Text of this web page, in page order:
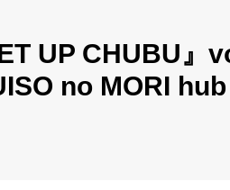
UP CHUBU
no MORI